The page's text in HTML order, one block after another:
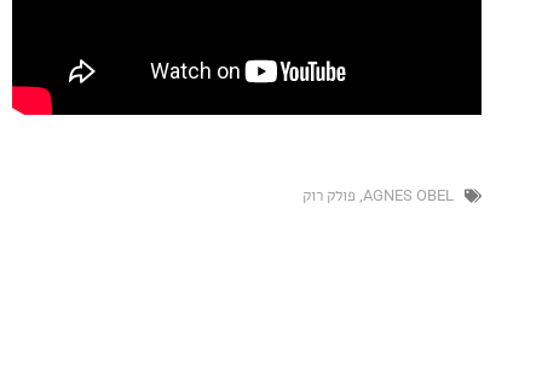
AGNES
, פולק רוק